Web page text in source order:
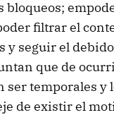
bloqueos;
filtrar el
y seguir el
que de
ser temporales y
de existir el